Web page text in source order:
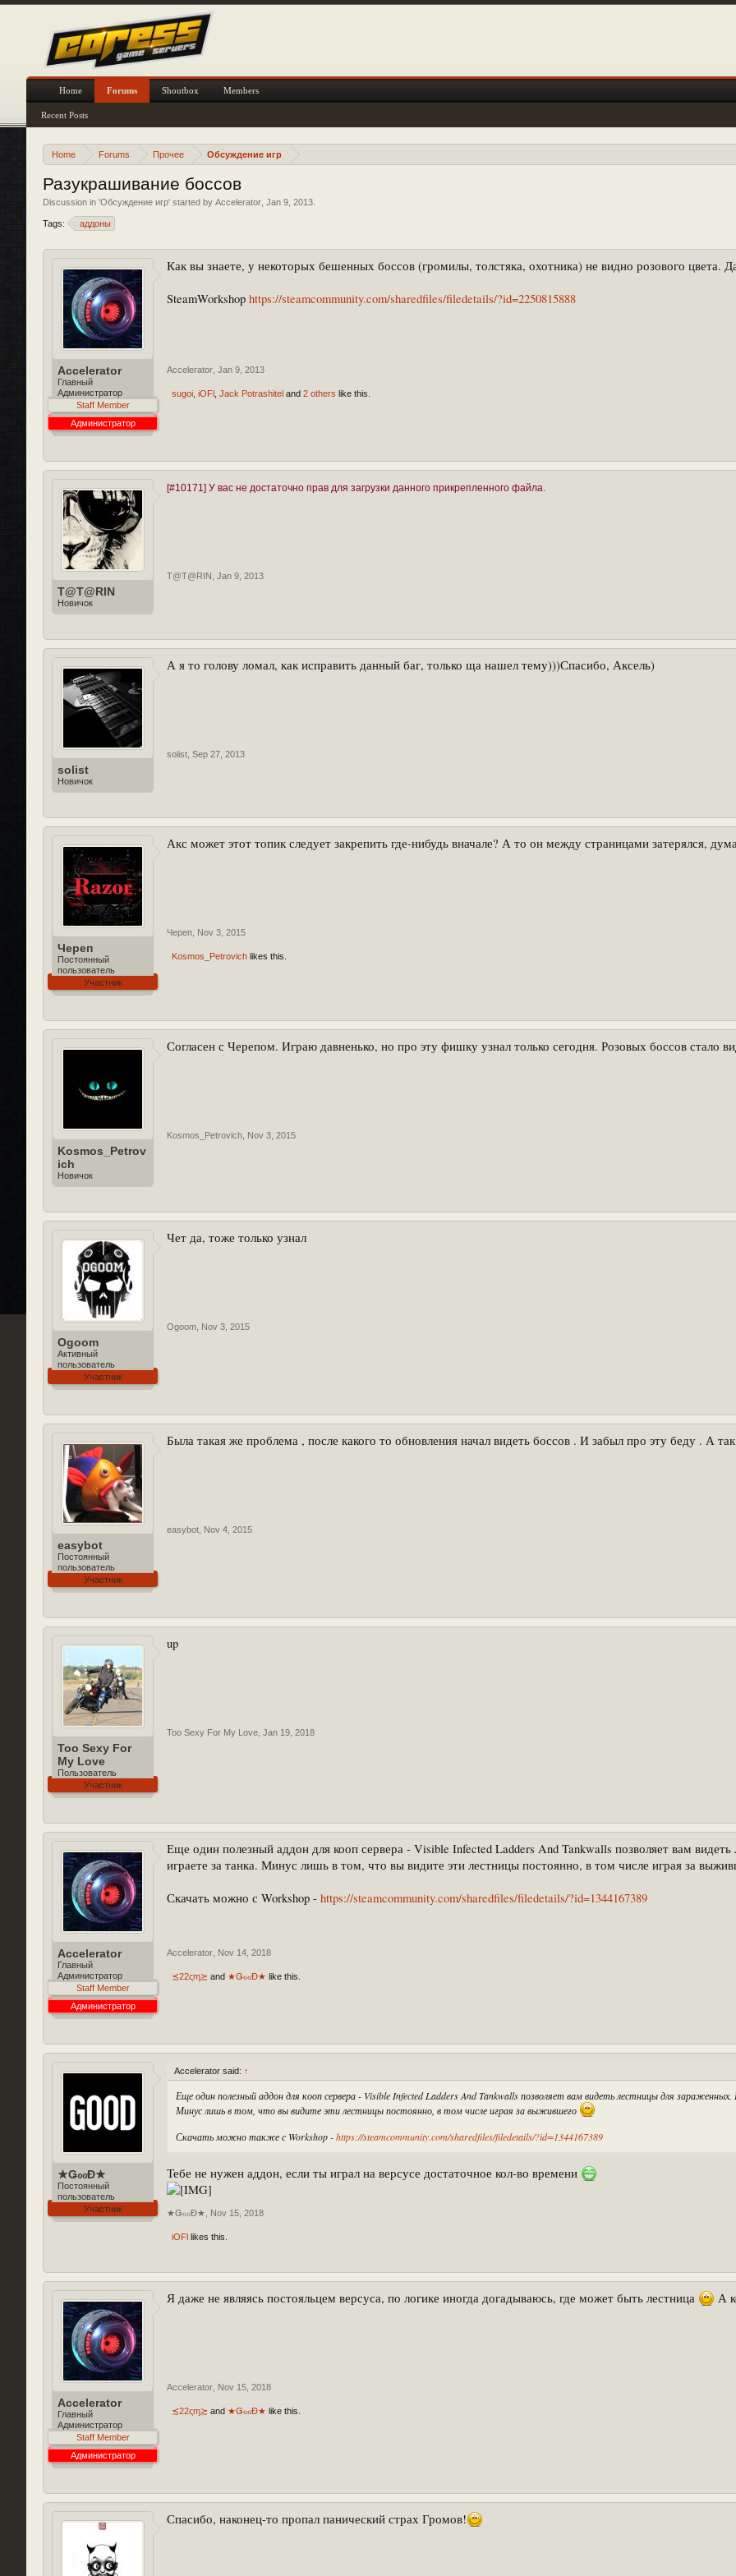
Home Forums Прочее Обсуждение игр
Разукрашивание боссов
Discussion in 'Обсуждение игр' started by Accelerator Jan 9, 2013
Tags: аддоны
Accelerator
Главный
Администратор
Staff Member
Администратор
Как вы знаете, у некоторых бешенных боссов (громилы, толстяка, охотника) не видно розового цвета.
SteamWorkshop https://steamcommunity.com/sharedfiles/filedetails/?id=2250815888
Accelerator Jan 9, 2013
sugoi iOFl Jack Potrashitel and 2 others like this.
T@T@RIN
Новичок
[#10171] У вас не достаточно прав для загрузки данного прикрепленного файла.
T@T@RIN Jan 9, 2013
solist
Новичок
А я то голову ломал, как исправить данный баг, только ща нашел тему)))Спасибо, Аксель)
solist Sep 27, 2013
Череп
Постоянный
пользователь
Участник
Акс может этот топик следует закрепить где-нибудь вначале? А то он между страницами затерялся,
Череп Nov 3, 2015
Kosmos_Petrovich likes this.
Kosmos_Petrov
ich
Новичок
Согласен с Черепом. Играю давненько, но про эту фишку узнал только сегодня. Розовых боссов стало
Kosmos_Petrovich Nov 3, 2015
Ogoom
Активный
пользователь
Участник
Чет да, тоже только узнал
Ogoom Nov 3, 2015
easybot
Постоянный
пользователь
Участник
Была такая же проблема , после какого то обновления начал видеть боссов . И забыл про эту беду . А
easybot Nov 4, 2015
Too Sexy For
My Love
Пользователь
Участник
up
Too Sexy For My Love Jan 19, 2018
Accelerator
Главный
Администратор
Staff Member
Администратор
Еще один полезный аддон для кооп сервера - Visible Infected Ladders And Tankwalls позволяет вам
играете за танка. Минус лишь в том, что вы видите эти лестницы постоянно, в том числе играя за
Скачать можно с Workshop - https://steamcommunity.com/sharedfiles/filedetails/?id=1344167389
Accelerator Nov 14, 2018
≾22ςᶆ≿ and ★ǤℴℴĐ★ like this.
★ǤℴℴĐ★
Постоянный
пользователь
Участник
Accelerator said: ↑
Еще один полезный аддон для кооп сервера - Visible Infected Ladders And Tankwalls позволяет вам видеть лестницы для
Минус лишь в том, что вы видите эти лестницы постоянно, в том числе играя за выжившего
Скачать можно также с Workshop -https://steamcommunity.com/sharedfiles/filedetails/?id=1344167389
Тебе не нужен аддон, если ты играл на версусе достаточное кол-во времени
★ǤℴℴĐ★ Nov 15, 2018
iOFl likes this.
Accelerator
Главный
Администратор
Staff Member
Администратор
Я даже не являясь постояльцем версуса, по логике иногда догадываюсь, где может быть лестница А
Accelerator Nov 15, 2018
≾22ςᶆ≿ and ★ǤℴℴĐ★ like this.
Спасибо, наконец-то пропал панический страх Громов!
Home Forums
Recent Posts
Shoutbox Members